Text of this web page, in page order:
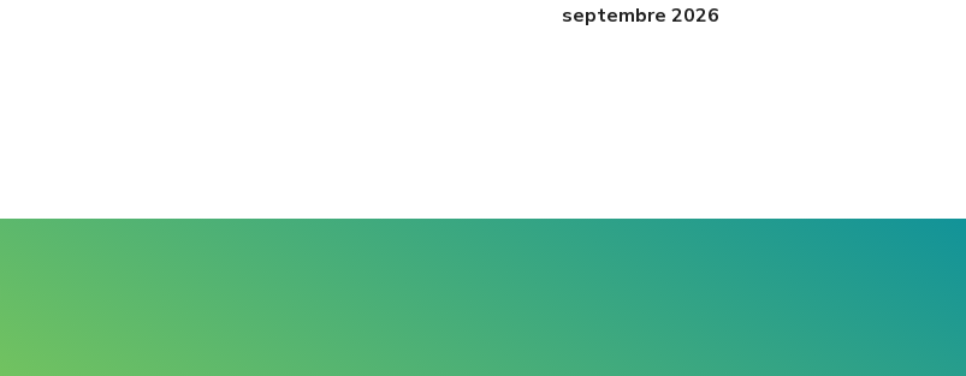
septembre 2026